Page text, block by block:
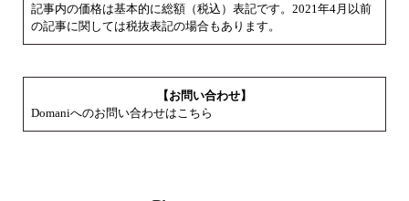
記事内の価格は基本的に総額（税込）表記です。2021年4月以前
の記事に関しては税抜表記の場合もあります。
【お問い合わせ】
Domaniへのお問い合わせはこちら